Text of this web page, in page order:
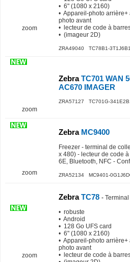
zoom
• 6" (1080 x 2160)
• Appareil-photo arrière+
photo avant
• lecteur de code à
• (imageur 2D)
ZRA49040 TC78B1-
zoom
ZebraTC701 WAN
AC670 IMAGER
ZRA57127 TC701G-
zoom
ZebraMC9400
Freezer - terminal de
x 480) - lecteur de code
6E, Bluetooth, NFC -
ZRA52134 MC9401-
zoom
ZebraTC78 -
• robuste
• Android
• 128 Go UFS card
• 6" (1080 x 2160)
• Appareil-photo arrière+
photo avant
• lecteur de code à